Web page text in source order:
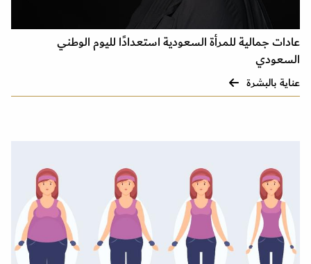
عادات جمالية للمرأة السعودية استعدادًا لليوم الوطني
السعودي
عناية بالبشرة